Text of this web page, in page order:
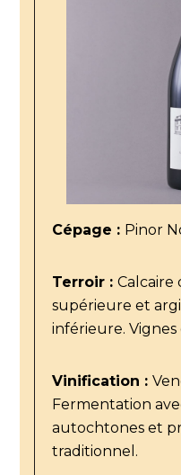
Cépage : Pinor
Terroir : Calcaire
supérieure et
inférieure. Vignes
Vinification :
Fermentation
autochtones et
traditionnel.